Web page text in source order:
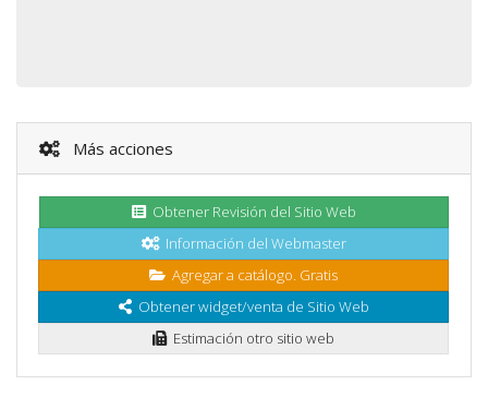
Más acciones
Obtener Revisión del Sitio Web
Información del Webmaster
Agregar a catálogo. Gratis
Obtener widget/venta de Sitio Web
Estimación otro sitio web